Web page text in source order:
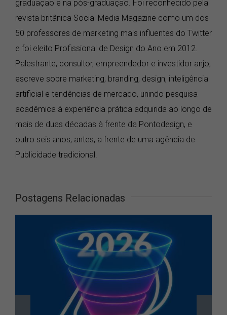
graduação e na pós-graduação. Foi reconhecido pela
revista britânica Social Media Magazine como um dos
50 professores de marketing mais influentes do Twitter
e foi eleito Profissional de Design do Ano em 2012.
Palestrante, consultor, empreendedor e investidor anjo,
escreve sobre marketing, branding, design, inteligência
artificial e tendências de mercado, unindo pesquisa
acadêmica à experiência prática adquirida ao longo de
mais de duas décadas à frente da Pontodesign, e
outro seis anos, antes, a frente de uma agência de
Publicidade tradicional.
Postagens Relacionadas